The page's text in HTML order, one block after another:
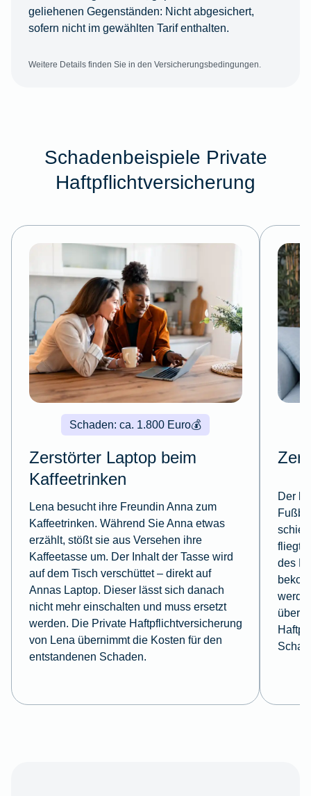
geliehenen Gegenständen: Nicht abgesichert,
sofern nicht im gewählten Tarif enthalten.
Weitere Details finden Sie in den Versicherungsbedingungen.
Schadenbeispiele Private
Haftpflichtversicherung
💰
Schaden: ca. 1.800 Euro
Zerstörter Laptop beim
Kaffeetrinken
Lena besucht ihre Freundin Anna zum
Kaffeetrinken. Während Sie Anna etwas
erzählt, stößt sie aus Versehen ihre
Kaffeetasse um. Der Inhalt der Tasse wird
auf dem Tisch verschüttet – direkt auf
Annas Laptop. Dieser lässt sich danach
nicht mehr einschalten und muss ersetzt
werden. Die Private Haftpflichtversicherung
von Lena übernimmt die Kosten für den
entstandenen Schaden.
Der
fliegt
des